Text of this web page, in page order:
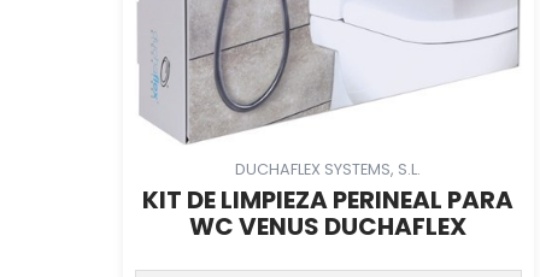
DUCHAFLEX SYSTEMS, S.L.
KIT DE LIMPIEZA PERINEAL PARA
WC VENUS DUCHAFLEX